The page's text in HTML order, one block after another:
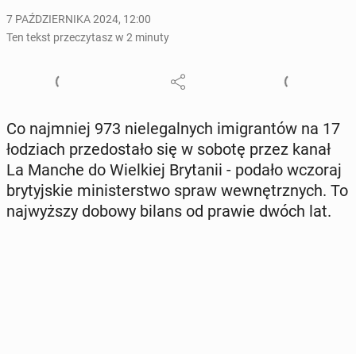
7 PAŹDZIERNIKA 2024, 12:00
Ten tekst przeczytasz w 2 minuty
Co naj­mniej 973 nie­le­gal­nych imi­gran­tów na 17
ło­dziach prze­do­sta­ło się w sobotę przez kanał
La Manche do Wiel­kiej Bry­ta­nii - podało wczoraj
bry­tyj­skie mi­ni­ster­stwo spraw we­wnętrz­nych. To
naj­wyż­szy dobowy bilans od prawie dwóch lat.